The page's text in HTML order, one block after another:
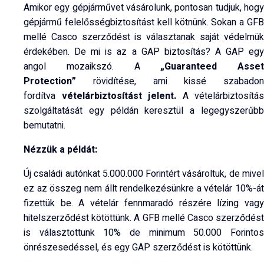
Amikor egy gépjárművet vásárolunk, pontosan tudjuk, hogy
gépjármű felelősségbiztosítást kell kötnünk. Sokan a GFB
mellé Casco szerződést is választanak saját védelmük
érdekében. De mi is az a GAP biztosítás? A GAP egy
angol mozaikszó. A„Guaranteed Asset
Protection” rövidítése, ami kissé szabadon
fordítva vételárbiztosítást jelent. A vételárbiztosítás
szolgáltatását egy példán keresztül a legegyszerűbb
bemutatni.
Nézzük a példát:
Új családi autónkat 5.000.000 Forintért vásároltuk, de mivel
ez az összeg nem állt rendelkezésünkre a vételár 10%-át
fizettük be. A vételár fennmaradó részére lízing vagy
hitelszerződést kötöttünk. A GFB mellé Casco szerződést
is választottunk 10% de minimum 50.000 Forintos
önrészesedéssel, és egy GAP szerződést is kötöttünk.